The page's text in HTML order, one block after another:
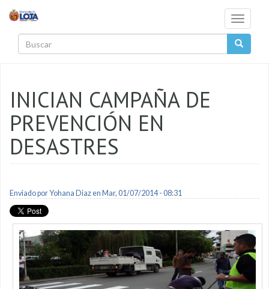
Toggle
INICIAN CAMPAÑA DE
PREVENCIÓN EN
DESASTRES
Enviado porYohana Diazen Mar, 01/07/2014 - 08:31